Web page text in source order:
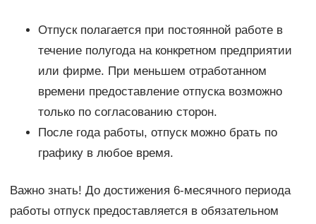
Отпуск полагается при постоянной работе в
течение полугода на конкретном предприятии
или фирме. При меньшем отработанном
времени предоставление отпуска возможно
только по согласованию сторон.
После года работы, отпуск можно брать по
графику в любое время.
Важно знать! До достижения 6-месячного периода
работы отпуск предоставляется в обязательном